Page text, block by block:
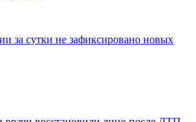
за сутки не зафиксировано новых